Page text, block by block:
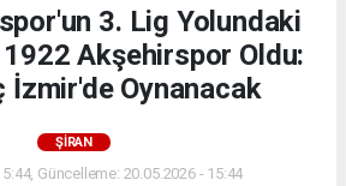
3. Lig Yolundaki
Akşehirspor Oldu:
İzmir'de Oynanacak
ŞİRAN
Güncelleme: 20.05.2026 - 15:44